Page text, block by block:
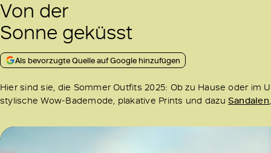
Von der
Sonne geküsst
Als bevorzugte Quelle auf Google hinzufügen
Hier sind sie, die Sommer Outfits 2025: Ob zu Hause oder im
stylische Wow-Bademode, plakative Prints und dazu Sandalen